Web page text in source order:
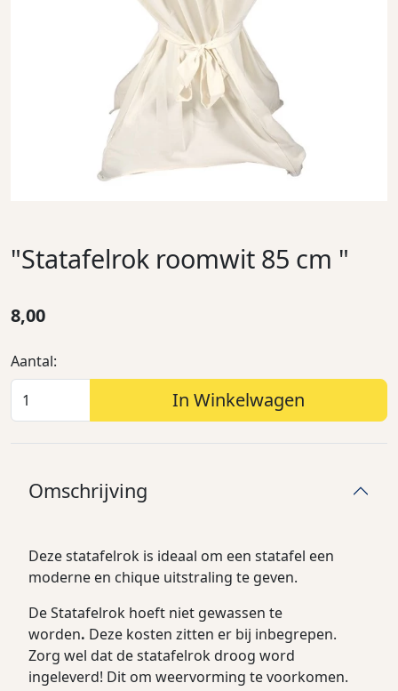
"Statafelrok roomwit 85 cm "
8,00
Aantal:
In Winkelwagen
Omschrijving
Deze statafelrok is ideaal om een statafel een
moderne en chique uitstraling te geven.
De Statafelrok hoeft niet gewassen te
worden. Deze kosten zitten er bij inbegrepen.
Zorg wel dat de statafelrok droog word
ingeleverd! Dit om weervorming te voorkomen.